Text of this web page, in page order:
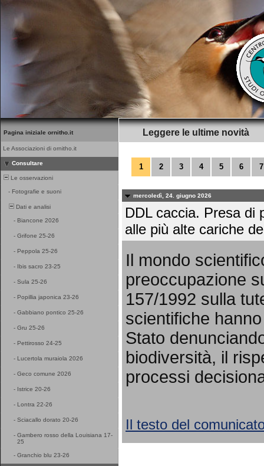
Pagina iniziale ornitho.it
Le Associazioni di ornitho.it
Consultare
Le osservazioni
- Fotografie e suoni
Dati e analisi
- Biancone 2026
- Grifone 25-26
- Peppola 25-26
- Ibis sacro 23-25
- Sula 25-26
- Popillia japonica 23-26
- Gabbiano pontico 25-26
- Gru 25-26
- Pettirosso 24-25
- Lucertola muraiola 2026
- Geco comune 2026
- Istrice 20-26
- Lontra 22-26
- Sciacallo dorato 20-26
- Gambero rosso della Louisiana 17-
25
- Granchio blu 23-26
Leggere le ultime novità
1 2 3 4 5 6 7
mercoledì, 24. giugno 2026
DDL caccia. Presa di
alle più alte cariche
Il mondo
preoccupazione
157/1992 sulla
scientifiche
Stato
biodiversità, il
processi
Il testo del